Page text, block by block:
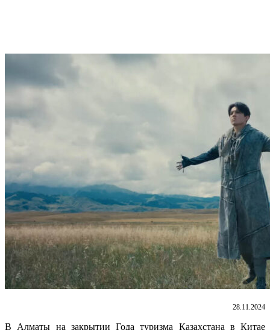
28.11.2024
В Алматы на закрытии Года туризма Казахстана в Китае